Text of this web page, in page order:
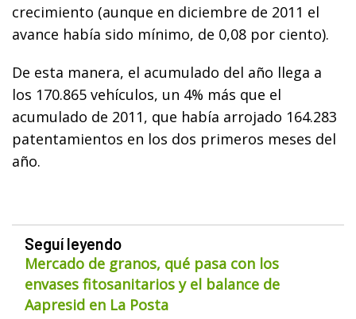
crecimiento (aunque en diciembre de 2011 el
avance había sido mínimo, de 0,08 por ciento).
De esta manera, el acumulado del año llega a
los 170.865 vehículos, un 4% más que el
acumulado de 2011, que había arrojado 164.283
patentamientos en los dos primeros meses del
año.
Seguí leyendo
Mercado de granos, qué pasa con los
envases fitosanitarios y el balance de
Aapresid en La Posta